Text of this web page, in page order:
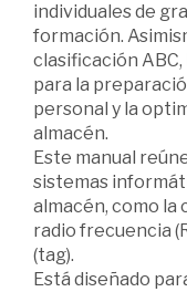
individuales de
formación.
clasificación
para la
personal y la
almacén.
Este manual
sistemas
almacén, como
radio frecuencia
(tag).
Está diseñado